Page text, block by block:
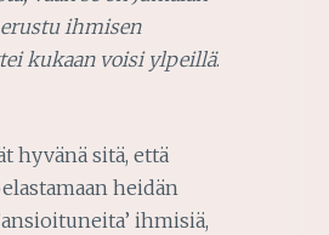
ihmisen
kukaan voisi ylpeillä.
hyvänä sitä, että
heidän
ihmisiä,